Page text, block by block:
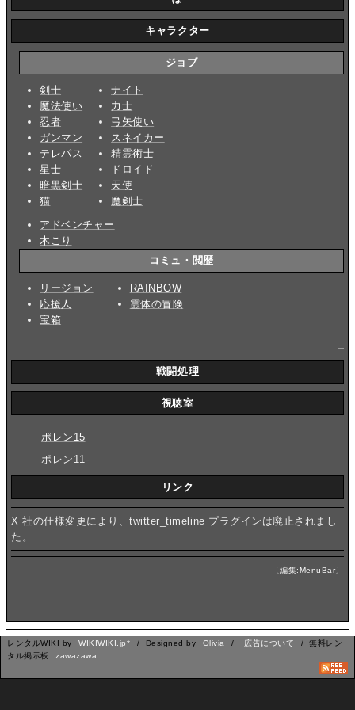
キャラクター
ジョブ
剣士
魔法使い
忍者
ガンマン
テレパス
星士
暗黒剣士
猫
ナイト
力士
弓矢使い
スネイカー
精霊術士
ドロイド
天使
魔剣士
アドベンチャー
木こり
コミュ・閲歴
リージョン
応援人
宝箱
RAINBOW
霊体の冒険
戦闘処理
視聴室
ポレン15
ポレン11-
リンク
X 社の仕様変更により、twitter_timeline プラグインは廃止されまし
た。
〔編集:MenuBar〕
レンタルWIKI by WIKIWIKI.jp* / Designed by Olivia / 広告について
/ 無料レン
タル掲示板
zawazawa